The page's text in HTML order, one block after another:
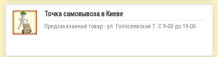
Точка самовывоза в Киеве
Предзаказанный товар - ул. Голосеевская 7. С 9-00 до 19-00